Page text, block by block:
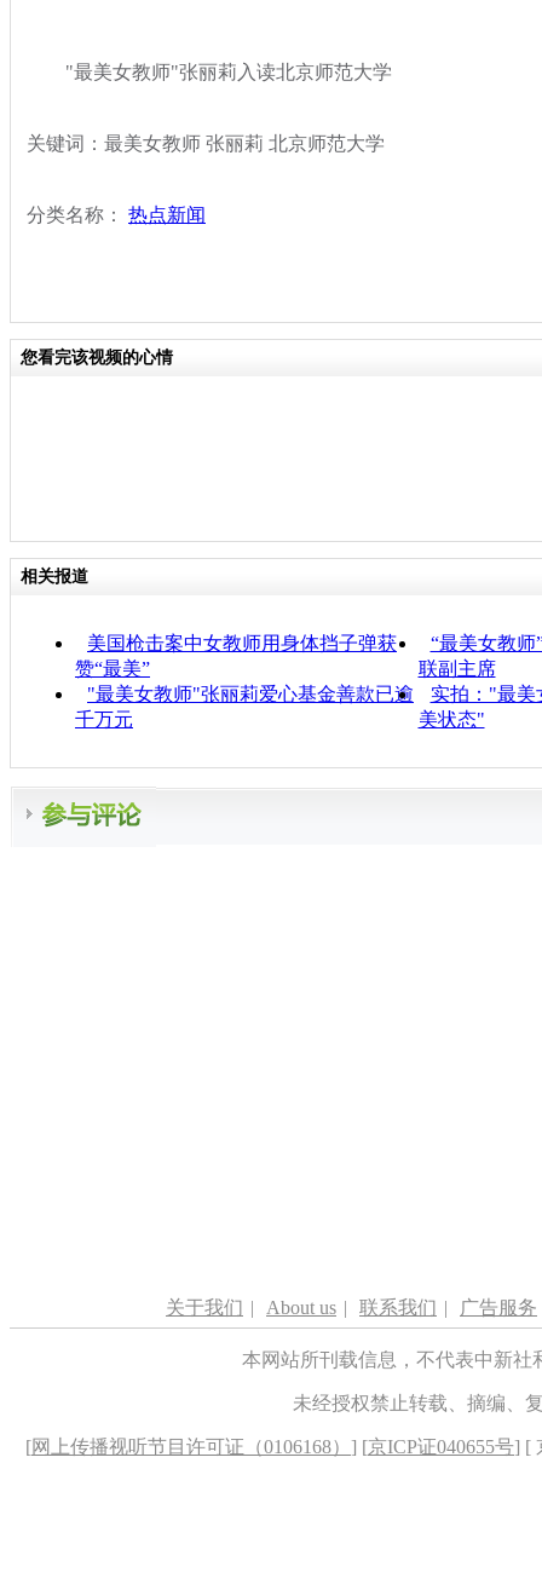
"最美女教师"张丽莉入读北京师范大学
关键词：最美女教师 张丽莉 北京师范大学
分类名称： 热点新闻
您看完该视频的心情
相关报道
美国枪击案中女教师用身体挡子弹获
赞“最美”
“最美女教
联副主席
"最美女教师"张丽莉爱心基金善款已逾
千万元
实拍："最
美状态"
关于我们 | About us | 联系我们 | 广告服务
本网站所刊载信息，不代表中新
未经授权禁止转载、摘编、
[网上传播视听节目许可证（0106168） ] [京ICP证040655号] [